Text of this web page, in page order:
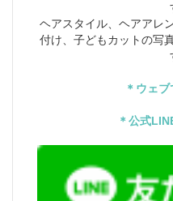
ヘアスタイル、ヘアアレ
付け、子どもカットの写
＊ウェ
＊公式